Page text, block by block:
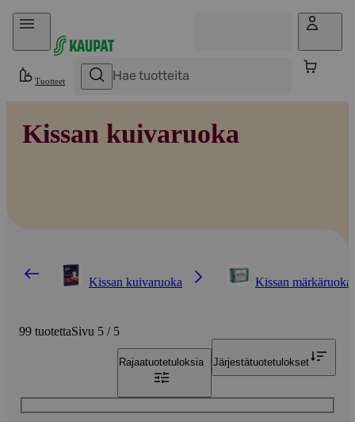
Hyppää sisältöön
Tuotteet
Kissan kuivaruoka
Kissan kuivaruoka Kissan märkäruoka
99 tuotettaSivu 5 / 5
Rajaatuotetuloksia Järjestätuotetulokset